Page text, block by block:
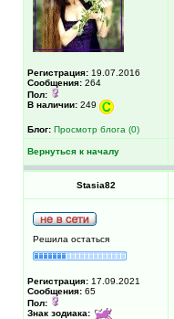
Регистрация: 19.07.2016
Сообщения: 264
Пол:
В наличии: 249
Блог: Просмотр блога (0)
Вернуться к началу
Stasia82
Решила остаться
Регистрация: 17.09.2021
Сообщения: 65
Пол:
Знак зодиака: